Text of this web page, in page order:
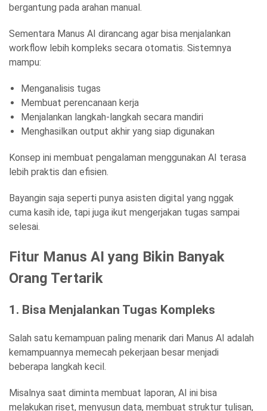
bergantung pada arahan manual.
Sementara Manus AI dirancang agar bisa menjalankan
workflow lebih kompleks secara otomatis. Sistemnya
mampu:
Menganalisis tugas
Membuat perencanaan kerja
Menjalankan langkah-langkah secara mandiri
Menghasilkan output akhir yang siap digunakan
Konsep ini membuat pengalaman menggunakan AI terasa
lebih praktis dan efisien.
Bayangin saja seperti punya asisten digital yang nggak
cuma kasih ide, tapi juga ikut mengerjakan tugas sampai
selesai.
Fitur Manus AI yang Bikin Banyak
Orang Tertarik
1. Bisa Menjalankan Tugas Kompleks
Salah satu kemampuan paling menarik dari Manus AI adalah
kemampuannya memecah pekerjaan besar menjadi
beberapa langkah kecil.
Misalnya saat diminta membuat laporan, AI ini bisa
melakukan riset, menyusun data, membuat struktur tulisan,